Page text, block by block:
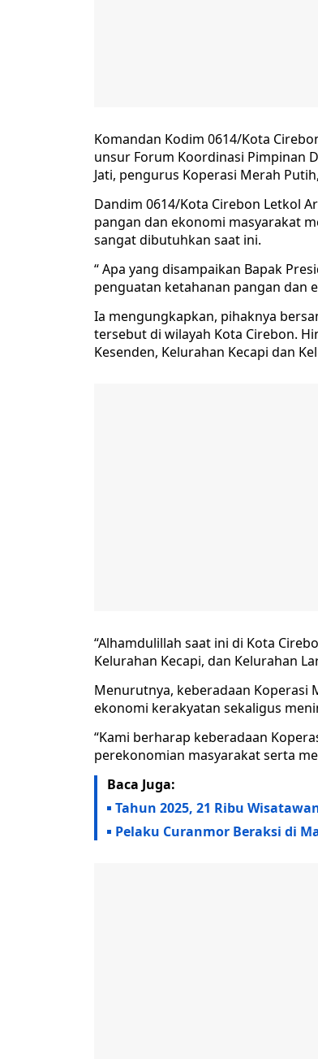
Komandan Kodim 0614/Kota
unsur Forum Koordinasi Pimpinan
Jati, pengurus Koperasi Merah
Dandim 0614/Kota Cirebon Letkol
pangan dan ekonomi masyarakat
sangat dibutuhkan saat ini.
“ Apa yang disampaikan Bapak
penguatan ketahanan pangan dan
Ia mengungkapkan, pihaknya
tersebut di wilayah Kota Cirebon.
Kesenden, Kelurahan Kecapi dan
“Alhamdulillah saat ini di Kota
Kelurahan Kecapi, dan Kelurahan
Menurutnya, keberadaan Koperasi
ekonomi kerakyatan sekaligus
“Kami berharap keberadaan
perekonomian masyarakat serta
Baca Juga:
Tahun 2025, 21 Ribu
Pelaku Curanmor Beraksi di